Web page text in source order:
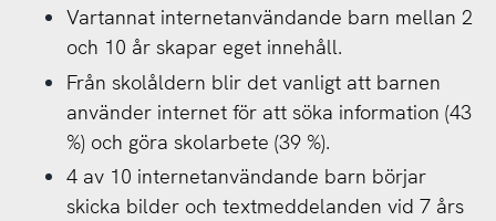
Vartannat internetanvändande barn mellan 2
och 10 år skapar eget innehåll.
Från skolåldern blir det vanligt att barnen
använder internet för att söka information (43
%) och göra skolarbete (39 %).
4 av 10 internetanvändande barn börjar
skicka bilder och textmeddelanden vid 7 års